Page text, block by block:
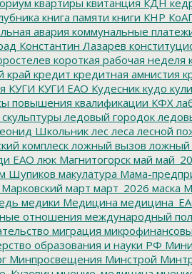
квартиры квитанция КДН
книга памяти книги КНР
авария коммунальные
Константин Лазарев
короткая рабочая неделя
край кредит кредитная амнистия
КУГИ КУГИ ЕАО Кудесник кудо
повышения квалификации КФХ
ледовый городок
Школьниклеслеса лесной
комплескложный вызов ложный
ЕАО люк Магнитогорск май
Шупиков макулатура Мама-
Марковский март март_2026 маска
медики Медицина
отношения международный
миграция
образования и науки РФ
Минпросвещения Минстрой